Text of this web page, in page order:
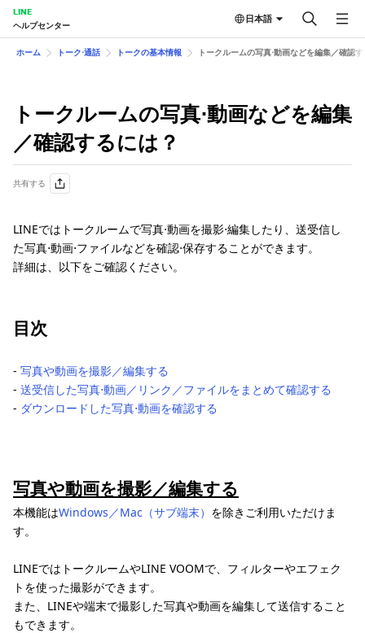
LINE
ヘルプセンター
日本語
ホーム トーク⋅通話 トークの基本情報 トークルームの写真⋅動画などを編集／確認
トークルームの写真⋅動画などを編集
／確認するには？
共有する
LINEではトークルームで写真⋅動画を撮影⋅編集したり、送受信し
た写真⋅動画⋅ファイルなどを確認⋅保存することができます。
詳細は、以下をご確認ください。
目次
- 写真や動画を撮影／編集する
- 送受信した写真⋅動画／リンク／ファイルをまとめて確認する
- ダウンロードした写真⋅動画を確認する
写真や動画を撮影／編集する
本機能はWindows／Mac（サブ端末） を除きご利用いただけま
す。
LINEではトークルームやLINE VOOMで、フィルターやエフェク
トを使った撮影ができます。
また、LINEや端末で撮影した写真や動画を編集して送信すること
もできます。